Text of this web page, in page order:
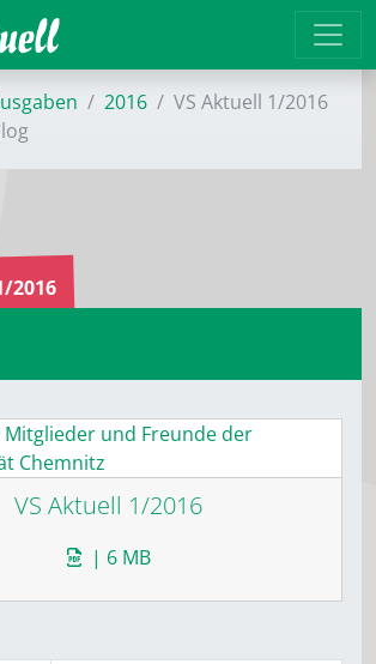
2016
VS Aktuell 1/2016
2016
VS Aktuell 1/2016
| 6 MB